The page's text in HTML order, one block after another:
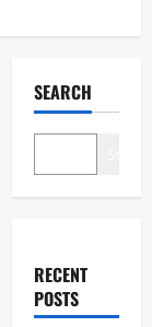
SEARCH
RECENT
POSTS